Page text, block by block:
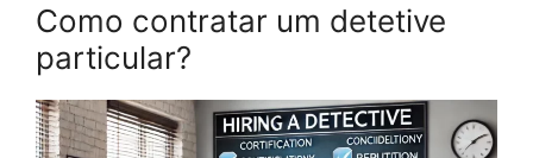
Como contratar um detetive
particular?